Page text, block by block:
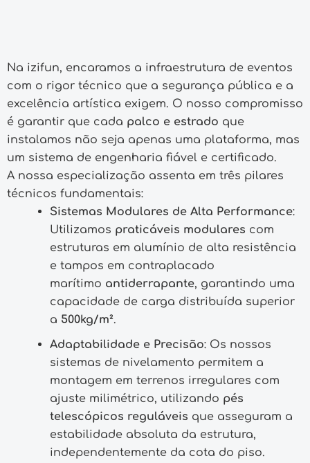
Na izifun, encaramos a infraestrutura de eventos
com o rigor técnico que a segurança pública e a
excelência artística exigem. O nosso compromisso
é garantir que cada palco e estrado que
instalamos não seja apenas uma plataforma, mas
um sistema de engenharia fiável e certificado.
A nossa especialização assenta em três pilares
técnicos fundamentais:
Sistemas Modulares de Alta Performance:
Utilizamos praticáveis modulares com
estruturas em alumínio de alta resistência
e tampos em contraplacado
marítimo antiderrapante, garantindo uma
capacidade de carga distribuída superior
a 500kg/m².
Adaptabilidade e Precisão: Os nossos
sistemas de nivelamento permitem a
montagem em terrenos irregulares com
ajuste milimétrico, utilizando pés
telescópicos reguláveis que asseguram a
estabilidade absoluta da estrutura,
independentemente da cota do piso.